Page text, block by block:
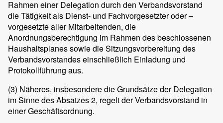
Rahmen einer Delegation durch den Verbandsvorstand
die Tätigkeit als Dienst- und Fachvorgesetzter oder –
vorgesetzte aller Mitarbeitenden, die
Anordnungsberechtigung im Rahmen des beschlossenen
Haushaltsplanes sowie die Sitzungsvorbereitung des
Verbandsvorstandes einschließlich Einladung und
Protokollführung aus.
(3) Näheres, insbesondere die Grundsätze der Delegation
im Sinne des Absatzes 2, regelt der Verbandsvorstand in
einer Geschäftsordnung.